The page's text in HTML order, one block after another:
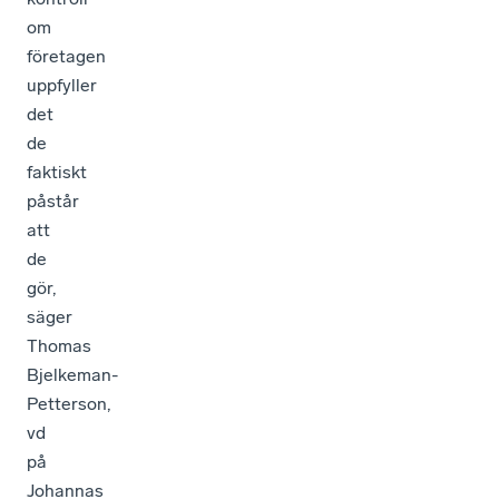
om
företagen
uppfyller
det
de
faktiskt
påstår
att
de
gör,
säger
Thomas
Bjelkeman-
Petterson,
vd
på
Johannas